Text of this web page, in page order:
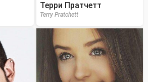
Терри Пратчетт
Terry Pratchett